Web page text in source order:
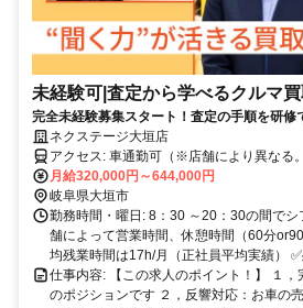
未経験可|査定から学べるクルマ
完全未経験募集スタート！査定の手順を研
→価格提示を段階的に習得できます。
ネクステージ大垣店
アクセス: 車通勤可（※店舗により異なる
月給320,000円～644,000円
岐阜県大垣市
勤務時間・曜日: 8：30 ～20：30の間で
舗によって営業時間、休憩時間（60分
均残業時間は17h/月（正社員平均実績）
仕事内容: 【この求人のポイント！】 １
のポジションです ２，反響対応：お車の